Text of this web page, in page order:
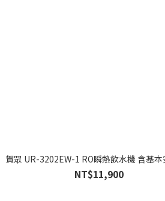
賀眾 UR-3202EW-1 RO瞬熱飲水機 含基本
NT$11,900